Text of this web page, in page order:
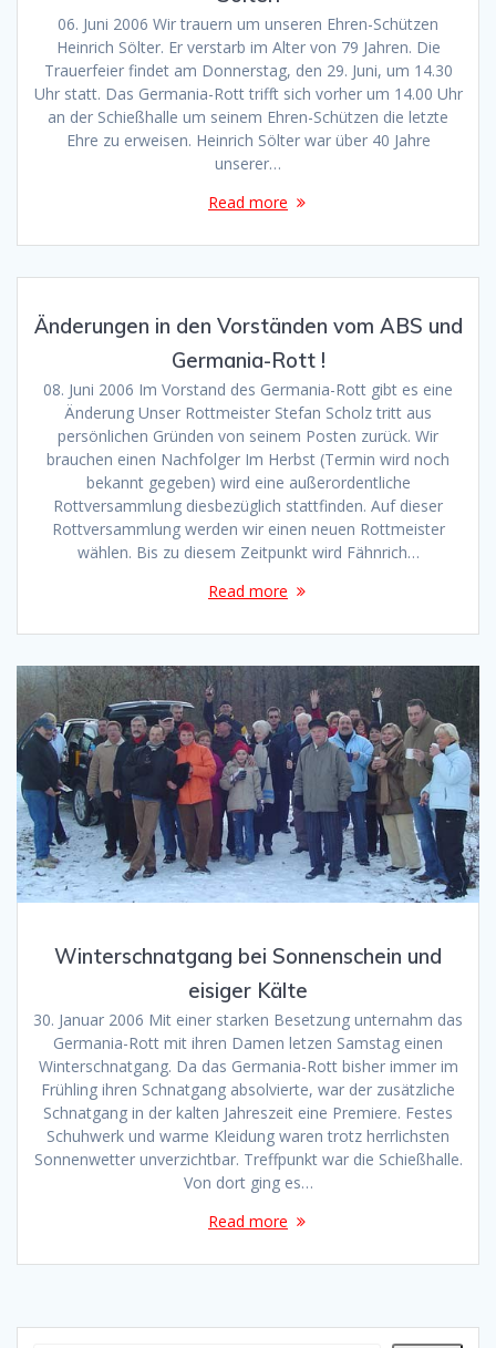
06. Juni 2006 Wir trauern um unseren Ehren-Schützen
Heinrich Sölter. Er verstarb im Alter von 79 Jahren. Die
Trauerfeier findet am Donnerstag, den 29. Juni, um 14.30
Uhr statt. Das Germania-Rott trifft sich vorher um 14.00 Uhr
an der Schießhalle um seinem Ehren-Schützen die letzte
Ehre zu erweisen. Heinrich Sölter war über 40 Jahre
unserer…
Read more
Änderungen in den Vorständen vom ABS und
Germania-Rott !
08. Juni 2006 Im Vorstand des Germania-Rott gibt es eine
Änderung Unser Rottmeister Stefan Scholz tritt aus
persönlichen Gründen von seinem Posten zurück. Wir
brauchen einen Nachfolger Im Herbst (Termin wird noch
bekannt gegeben) wird eine außerordentliche
Rottversammlung diesbezüglich stattfinden. Auf dieser
Rottversammlung werden wir einen neuen Rottmeister
wählen. Bis zu diesem Zeitpunkt wird Fähnrich…
Read more
Winterschnatgang bei Sonnenschein und
eisiger Kälte
30. Januar 2006 Mit einer starken Besetzung unternahm das
Germania-Rott mit ihren Damen letzen Samstag einen
Winterschnatgang. Da das Germania-Rott bisher immer im
Frühling ihren Schnatgang absolvierte, war der zusätzliche
Schnatgang in der kalten Jahreszeit eine Premiere. Festes
Schuhwerk und warme Kleidung waren trotz herrlichsten
Sonnenwetter unverzichtbar. Treffpunkt war die Schießhalle.
Von dort ging es…
Read more